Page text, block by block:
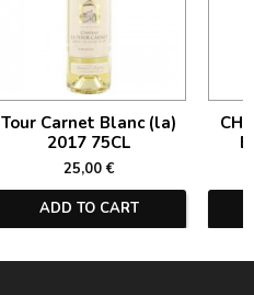
Tour Carnet Blanc (la)
2017 75CL
25,00 €
ADD TO CART